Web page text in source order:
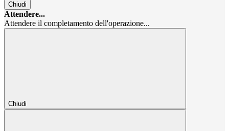
Chiudi
Attendere...
Attendere il completamento dell'operazione...
Chiudi